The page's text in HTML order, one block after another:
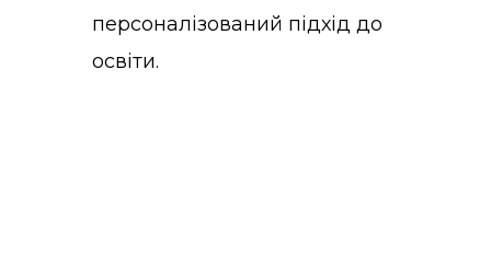
персоналізований підхід до
освіти.